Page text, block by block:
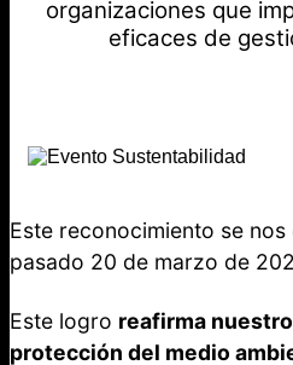
organizaciones que
eficaces de
Este reconocimiento se
pasado 20 de marzo de
Este logro reafirma
protección del medio